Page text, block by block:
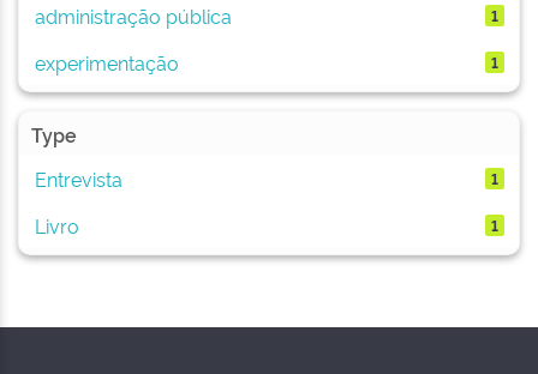
administração pública
1
experimentação 1
Type
Entrevista
1
Livro 1